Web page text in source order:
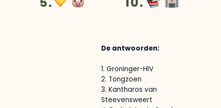
De antwoorden:
1. Groninger-HIV
2. Tongzoen
3. Kantharos van
Steevensweert